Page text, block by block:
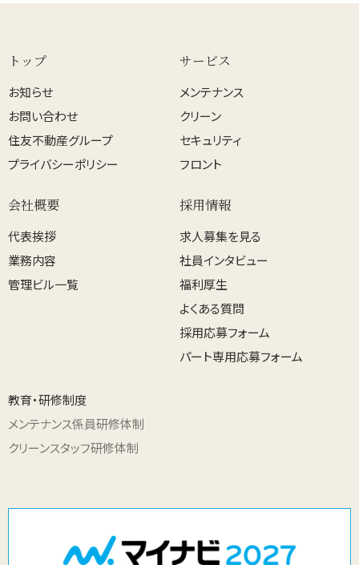
トップ
お知らせ
お問い合わせ
住友不動産グループ
プライバシーポリシー
サービス
メンテナンス
クリーン
セキュリティ
フロント
会社概要
代表挨拶
業務内容
管理ビル一覧
採用情報
求人募集を見る
社員インタビュー
福利厚生
よくある質問
採用応募フォーム
パート専用応募フォーム
教育・研修制度
メンテナンス係員研修体制
クリーンスタッフ研修体制